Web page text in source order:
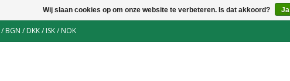
/ BGN / DKK/ ISK/ NOK
Wij slaan cookies op om onze website te verbeteren. Is dat akkoord? Ja